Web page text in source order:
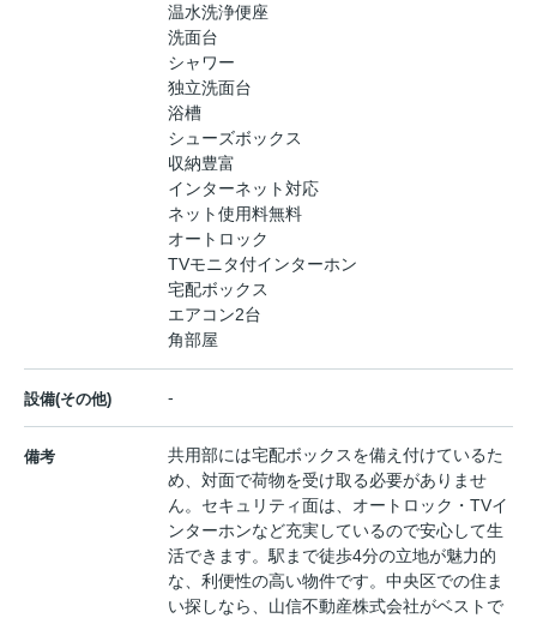
温水洗浄便座
洗面台
シャワー
独立洗面台
浴槽
シューズボックス
収納豊富
インターネット対応
ネット使用料無料
オートロック
TVモニタ付インターホン
宅配ボックス
エアコン2台
角部屋
設備(その他) -
備考
共用部には宅配ボックスを備え付けているた
め、対面で荷物を受け取る必要がありませ
ん。セキュリティ面は、オートロック・TVイ
ンターホンなど充実しているので安心して生
活できます。駅まで徒歩4分の立地が魅力的
な、利便性の高い物件です。中央区での住ま
い探しなら、山信不動産株式会社がベストで